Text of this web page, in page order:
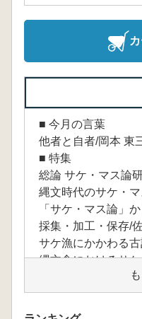
■ 今月の言葉
他者と自者/岡本 東
■ 特集
総論 サケ・マス論
縄文時代のサケ・
「サケ・マス論」
採集・加工・保存/
サケ漁にかかわる
縄文食におけるサ
■ 大学の考古学実習
京都橘大学の考古